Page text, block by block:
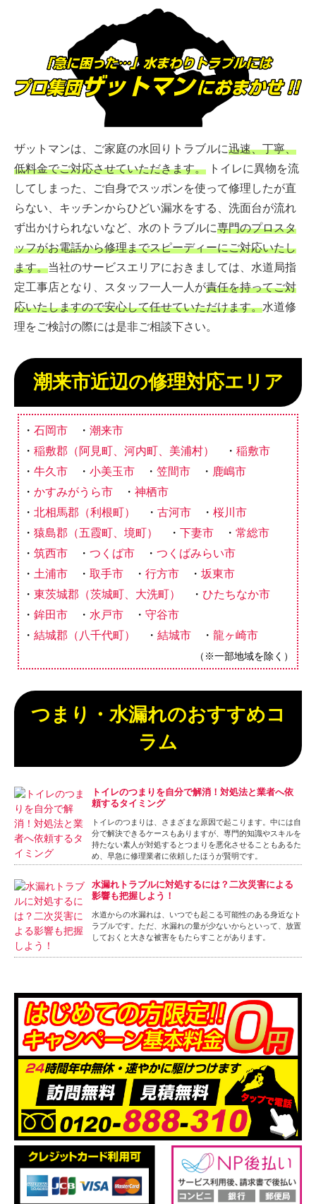
ザットマンは、ご家庭の水回りトラブルに迅速、丁寧、
低料金でご対応させていただきます。 トイレに異物を流
してしまった、ご自身でスッポンを使って修理したが直
らない、キッチンからひどい漏水をする、洗面台が流れ
ず出かけられないなど、水のトラブルに専門のプロスタ
ッフがお電話から修理までスピーディーにご対応いたし
ます。当社のサービスエリアにおきましては、水道局指
定工事店となり、スタッフ一人一人が責任を持ってご対
応いたしますので安心して任せていただけます。水道修
理をご検討の際には是非ご相談下さい。
潮来市近辺の修理対応エリア
石岡市
潮来市
稲敷郡（阿見町、河内町、美浦村）
稲敷市
牛久市
小美玉市 笠間市
鹿嶋市
かすみがうら市
神栖市
北相馬郡（利根町）
古河市
桜川市
猿島郡（五霞町、境町）
下妻市
常総市
筑西市
つくば市
つくばみらい市
土浦市
取手市 行方市
坂東市
東茨城郡（茨城町、大洗町）
ひたちなか市
鉾田市
水戸市
守谷市
結城郡（八千代町）
結城市 龍ヶ崎市
（※一部地域を除く）
つまり・水漏れのおすすめコ
ラム
トイレのつまりを自分で解消！対処法と業者へ依
頼するタイミング
トイレのつまりは、さまざまな原因で起こります。中には自
分で解決できるケースもありますが、専門的知識やスキルを
持たない素人が対処するとつまりを悪化させることもあるた
め、早急に修理業者に依頼したほうが賢明です。
水漏れトラブルに対処するには？二次災害による
影響も把握しよう！
水道からの水漏れは、いつでも起こる可能性のある身近なト
ラブルです。ただ、水漏れの量が少ないからといって、放置
しておくと大きな被害をもたらすことがあります。